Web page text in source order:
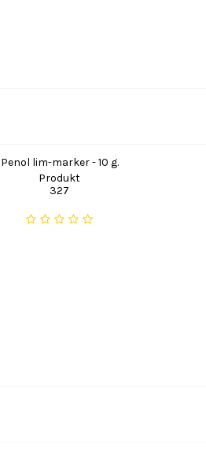
Penol lim-marker - 10 g.
Produkt
327